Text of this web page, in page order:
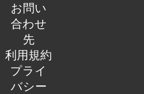
お問い
合わせ
先
利用規約
プライ
バシー